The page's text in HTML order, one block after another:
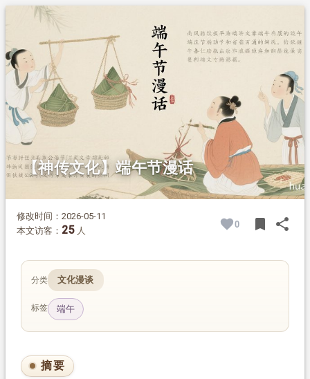
摘要
2.1.各地常见端午习俗
2.2.
和端午习俗有关的传说
钟馗捉鬼
2.2.2.
门上挂蒿子的由来
【神传文化】端午节漫话
修改时间：2026-05-11
本文访客： 25 人
0 bookmark share
分类 文化漫谈
标签 端午
摘要